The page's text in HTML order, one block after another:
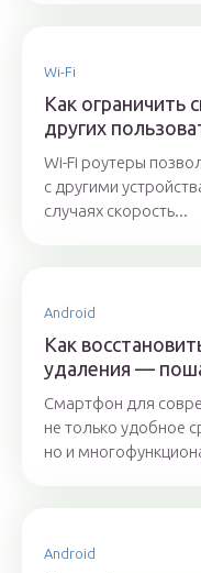
Wi-Fi
Как ограничить
других
Wi-Fi роутеры
с другими
случаях скорость...
Android
Как
удаления —
Смартфон для
не только удобное
но и
Android